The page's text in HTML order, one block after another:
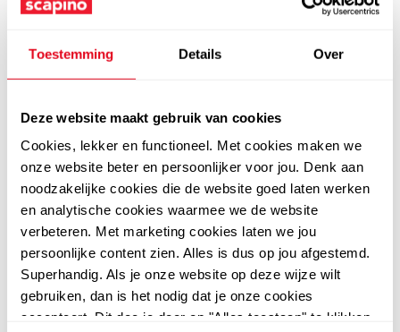
Toestemming Details Over
Deze website maakt gebruik van cookies
Cookies, lekker en functioneel. Met cookies maken we
onze website beter en persoonlijker voor jou. Denk aan
noodzakelijke cookies die de website goed laten werken
en analytische cookies waarmee we de website
verbeteren. Met marketing cookies laten we jou
persoonlijke content zien. Alles is dus op jou afgestemd.
Superhandig. Als je onze website op deze wijze wilt
gebruiken, dan is het nodig dat je onze cookies
accepteert. Dit doe je door op "Alles toestaan" te klikken.